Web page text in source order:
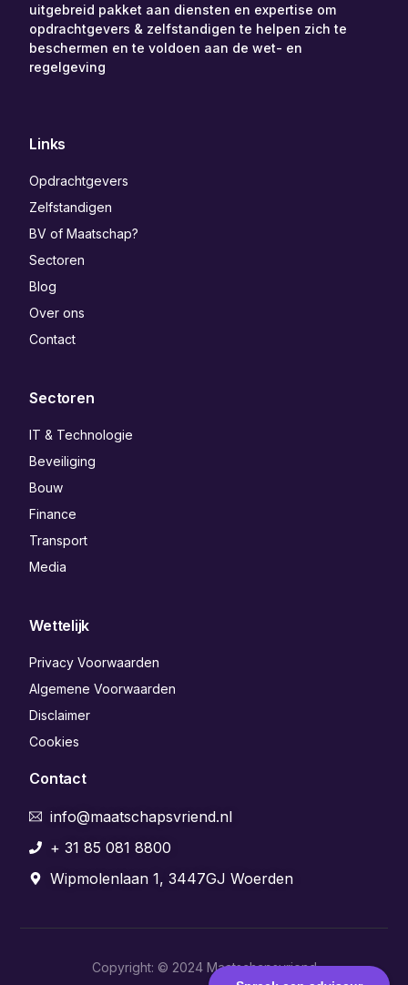
uitgebreid pakket aan diensten en expertise om
opdrachtgevers & zelfstandigen te helpen zich te
beschermen en te voldoen aan de wet- en
regelgeving
Links
Opdrachtgevers
Zelfstandigen
BV of Maatschap?
Sectoren
Blog
Over ons
Contact
Sectoren
IT & Technologie
Beveiliging
Bouw
Finance
Transport
Media
Wettelijk
Privacy Voorwaarden
Algemene Voorwaarden
Disclaimer
Cookies
Contact
info@maatschapsvriend.nl
+ 31 85 081 8800
Wipmolenlaan 1, 3447GJ Woerden
Copyright: © 2024 Maatschapsvriend
Aanmelden